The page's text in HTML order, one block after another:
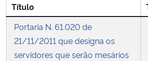
Ministério do Meio Ambiente
Título
Portaria N. 61.020 de
21/11/2011 que designa os
servidores que serão mesários